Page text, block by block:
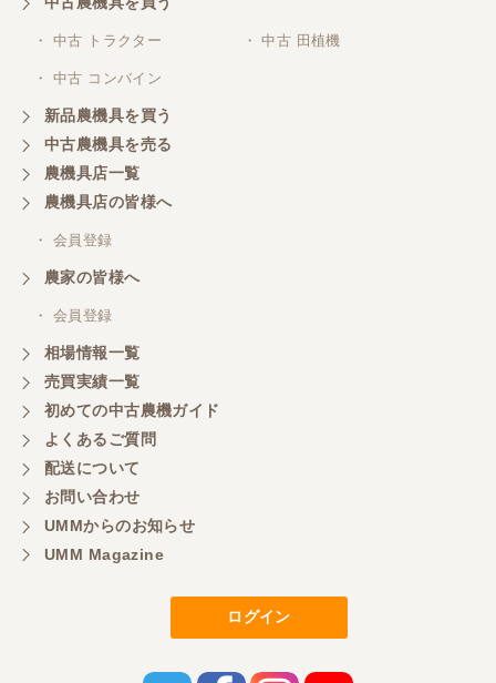
山梨県／井上農場
このたびはお取引ありがとうございました。 梱包も
山梨県／
商談成立の連絡をいたいておりません。
山梨県／中川
このたびは、ありがとうございました。
山梨県／好ちゃん
大変いい商品で草刈り作業で活躍しています
・ 中古 トラクター ・ 中古 田植機
・ 中古 コンバイン
新品農機具を買う
中古農機具を売る
農機具店一覧
農機具店の皆様へ
・ 会員登録
農家の皆様へ
・ 会員登録
相場情報一覧
売買実績一覧
初めての中古農機ガイド
よくあるご質問
配送について
お問い合わせ
UMMからのお知らせ
UMM Magazine
ログイン